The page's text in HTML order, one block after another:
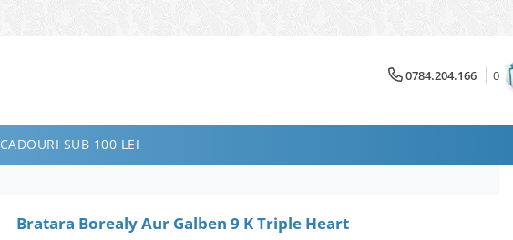
0784.204.166 0
CADOURI SUB 100 LEI
Bratara Borealy Aur Galben 9 K Triple Heart